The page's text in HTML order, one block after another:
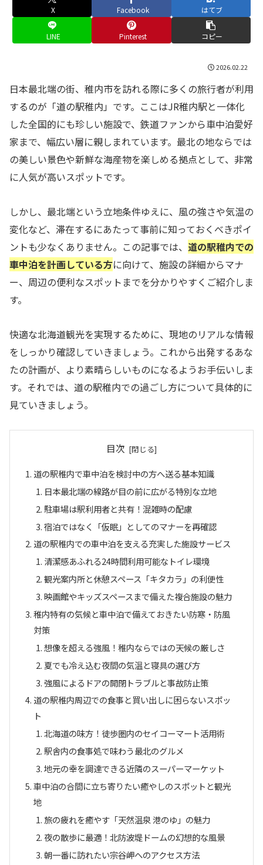
X Facebook はてブ
LINE Pinterest コピー
2026.02.22
日本最北端の街、稚内市を訪れる際に多くの旅行者が利用
するのが「道の駅稚内」です。ここはJR稚内駅と一体化
した全国的にも珍しい施設で、鉄道ファンから車中泊愛好
家まで、幅広い層に親しまれています。最北の地ならでは
の美しい景色や新鮮な海産物を楽しめる拠点として、非常
に人気が高いスポットです。
しかし、最北端という立地条件ゆえに、風の強さや気温の
変化など、滞在するにあたって事前に知っておくべきポイ
ントも少なくありません。この記事では、 道の駅稚内での
車中泊を計画している方に向けて、施設の詳細からマナ
ー、周辺の便利なスポットまでを分かりやすくご紹介しま
す。
快適な北海道観光を実現するために、現地のリアルな情報
をしっかり確認していきましょう。これから出発するあな
たの計画が、より素晴らしいものになるようお手伝いしま
す。それでは、道の駅稚内での過ごし方について具体的に
見ていきましょう。
目次
道の駅稚内で車中泊を検討中の方へ送る基本知識
日本最北端の線路が目の前に広がる特別な立地
駐車場は駅利用者と共有！混雑時の配慮
宿泊ではなく「仮眠」としてのマナーを再確認
道の駅稚内での車中泊を支える充実した施設サービス
清潔感あふれる24時間利用可能なトイレ環境
観光案内所と休憩スペース「キタカラ」の利便性
映画館やキッズスペースまで備えた複合施設の魅力
稚内特有の気候と車中泊で備えておきたい防寒・防風
対策
想像を超える強風！稚内ならではの天候の厳しさ
夏でも冷え込む夜間の気温と寝具の選び方
強風によるドアの開閉トラブルと事故防止策
道の駅稚内周辺での食事と買い出しに困らないスポッ
ト
北海道の味方！徒歩圏内のセイコーマート活用術
駅舎内の食事処で味わう最北のグルメ
地元の幸を調達できる近隣のスーパーマーケット
車中泊の合間に立ち寄りたい癒やしのスポットと観光
地
旅の疲れを癒やす「天然温泉 港のゆ」の魅力
夜の散歩に最適！北防波堤ドームの幻想的な風景
朝一番に訪れたい宗谷岬へのアクセス方法